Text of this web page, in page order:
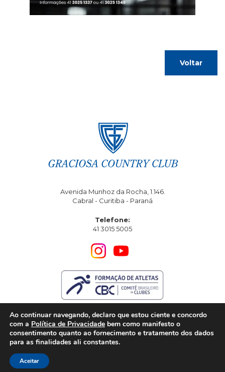
Voltar
Avenida Munhoz da Rocha, 1.146.
Cabral - Curitiba - Paraná
Telefone:
41 3015 5005
CPNJ: 76.590.306/0001-07
Ao continuar navegando, declaro que estou ciente e concordo
com a Política de Privacidade bem como manifesto o
consentimento quanto ao fornecimento e tratamento dos dados
para as finalidades ali constantes.
Aceitar